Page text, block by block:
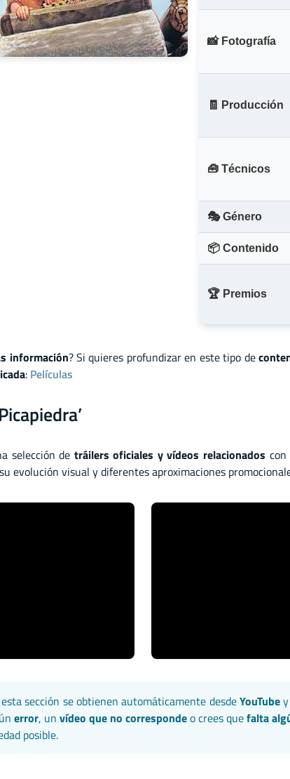
📸 Fotografía
🧾 Producción
🧰 Técnicos
🎭 Género
📦 Contenido
🏆 Premios
información? Si quieres profundizar en este tipo de
: Películas
selección de tráilers oficiales y vídeos relacionados con
evolución visual y diferentes aproximaciones
sección se obtienen automáticamente desdeYouTubey
error, un vídeo que no correspondeo crees quefalta
posible.